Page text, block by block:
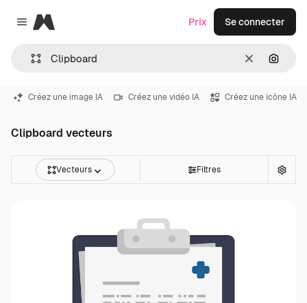
Close menu
Magnific
Effacer
Prix Se connecter
Créez une image IA Créez une vidéo IA Créez une icône IA
Clipboard vecteurs
Vecteurs Filtres